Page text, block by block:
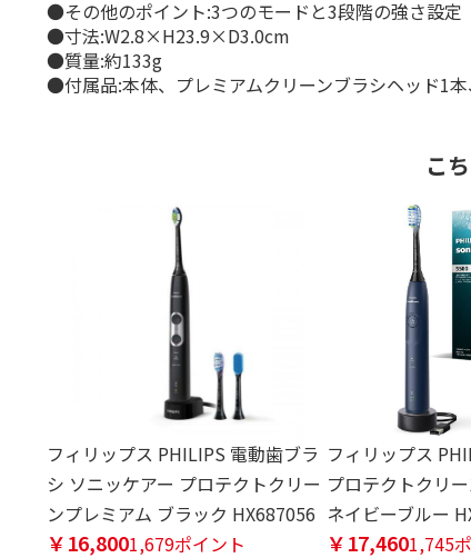
●その他のポイント:3つのモードと3段階の強さ設定
●寸法:W2.8×H23.9×D3.0cm
●質量:約133g
●付属品:本体、プレミアムクリーンブラシヘッド1
こ
フィリップス PHILIPS 電動歯ブラ
シ ソニッケアー プロテクトクリー
ンプレミアム ブラック HX687056
￥16,8001,679ポイント
フィリップス
プロテクトクリ
ネイビーブルー
￥17,4601,745